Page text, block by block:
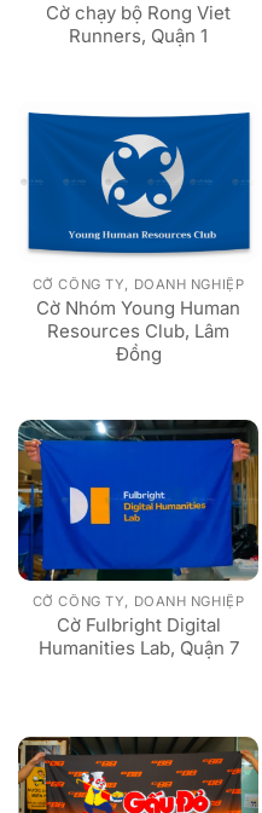
Cờ chạy bộ Rong Viet
Runners, Quận 1
CỜ CÔNG TY, DOANH NGHIỆP
Cờ Nhóm Young Human
Resources Club, Lâm
Đồng
CỜ CÔNG TY, DOANH NGHIỆP
Cờ Fulbright Digital
Humanities Lab, Quận 7